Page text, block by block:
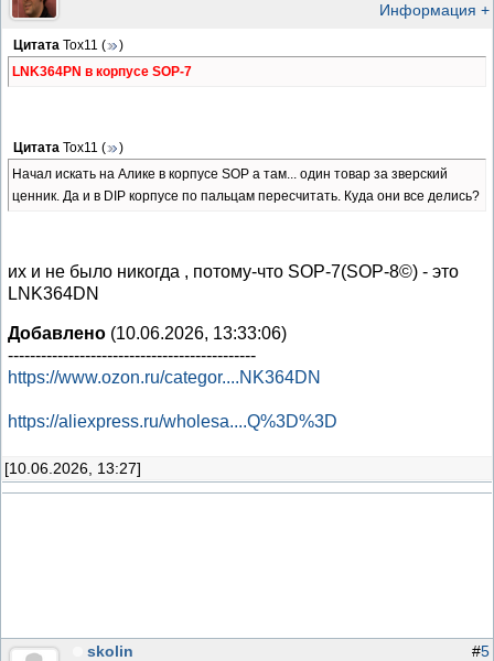
Информация +
Цитата Тох11 (
)
LNK364PN в корпусе SOP-7
Цитата Тох11 (
)
Начал искать на Алике в корпусе SOP а там... один товар за зверский
ценник. Да и в DIP корпусе по пальцам пересчитать. Куда они все делись?
их и не было никогда , потому-что SOP-7(SOP-8©) - это
LNK364DN
Добавлено (10.06.2026, 13:33:06)
---------------------------------------------
https://www.ozon.ru/categor....NK364DN
https://aliexpress.ru/wholesa....Q%3D%3D
[10.06.2026, 13:27]
skolin #5